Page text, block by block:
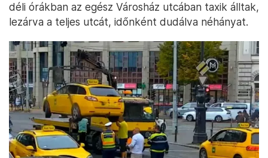
déli órákban az egész Városház utcában taxik álltak,
lezárva a teljes utcát, időnként dudálva néhányat.